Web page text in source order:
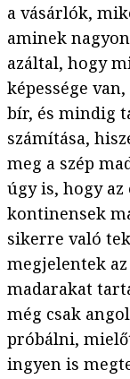
a vásárlók,
aminek
azáltal, hogy
képessége
bír, és mindig
számítása,
meg a szép
úgy is, hogy
kontinensek
sikerre való
megjelentek az
madarakat
még csak
próbálni,
ingyen is